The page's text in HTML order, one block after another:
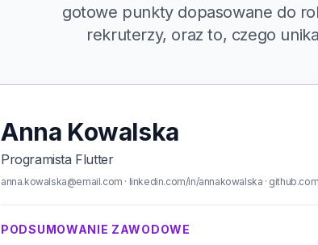
gotowe punkty dopasowane do
rekruterzy, oraz to, czego
Anna Kowalska
Programista Flutter
anna.kowalska@email.com · linkedin.com/in/annakowalska ·
PODSUMOWANIE ZAWODOWE